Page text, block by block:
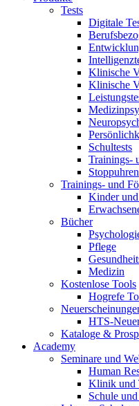
Tests
Digitale
Klinische
Klinische
Schultests
Trainings-
Stoppuhren
Trainings- und
Kinder
Bücher
Pflege
Medizin
Kostenlose Tools
Hogrefe
HTS-
Kataloge &
Academy
Seminare und
Human
Klinik und
Schule